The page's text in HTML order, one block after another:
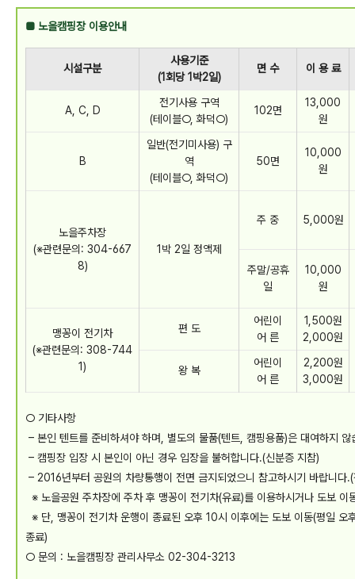
■ 노을캠핑장 이용안내
시설구분
사용기준
(1회당 1박2일)
면 수 이 용 료
A, C, D
전기사용 구역
(테이블○, 화덕○)
102면
13,000
원
B
일반(전기미사용) 구
역
(테이블○, 화덕○)
50면
10,000
원
노을주차장
(※관련문의: 304-667
8)
1박 2일 정액제
주 중 5,000원
주말/공휴
일
10,000
원
맹꽁이 전기차
(※관련문의: 308-744
1)
편 도
어린이
어 른
1,500원
2,000원
왕 복
어린이
어 른
2,200원
3,000원
○ 기타사항
– 본인 텐트를 준비하셔야 하며, 별도의 물품(텐트, 캠핑용품)은 대여하지 않
– 캠핑장 입장 시 본인이 아닌 경우 입장을 불허합니다.(신분증 지참)
– 2016년부터 공원의 차량통행이 전면 금지되었으니 참고하시기 바랍니다
※ 노을공원 주차장에 주차 후 맹꽁이 전기차(유료)를 이용하시거나 도보 이
※ 단, 맹꽁이 전기차 운행이 종료된 오후 10시 이후에는 도보 이동(평일
종료)
○ 문의 : 노을캠핑장 관리사무소 02-304-3213